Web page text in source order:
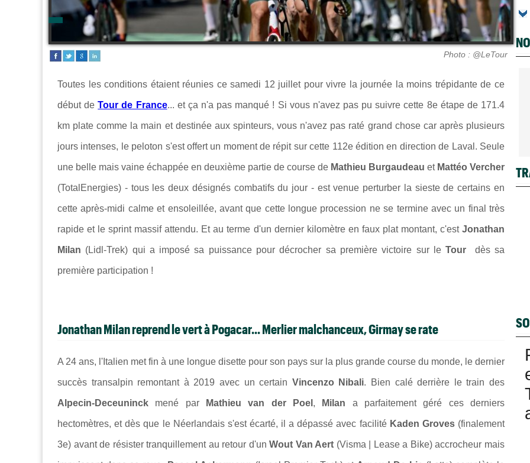
Photo : @LeTour
Toutes les conditions étaient réunies ce samedi 12 juillet pour vivre la journée la moins trépidante de ce
début deTour de France... et ça n'a pas manqué ! Si vous n'avez pas pu suivre cette 8e étape de 171.4
km plate comme la main et destinée aux spinteurs, vous n'avez pas raté grand chose car après plusieurs
jours intenses, le peloton s'est offert un moment de répit sur cette 112e édition en direction de Laval. Seule
une belle mais vaine échappée en deuxième partie de course de Mathieu Burgaudeau et Mattéo Vercher
(TotalEnergies) - tous les deux désignés combatifs du jour - est venue perturber la sieste de certains en
cette après-midi calme et ensoleillée, avant que cette longue procession ne se termine avec un final très
rapide et le sprint massif attendu. Et au terme d'un dernier kilomètre en faux plat montant, c'est Jonathan
Milan (Lidl-Trek) qui a imposé sa puissance pour décrocher sa première victoire sur leTour dès sa
première participation !
Jonathan Milan reprend le vert à Pogacar... Merlier malchanceux, Girmay se rate
A 24 ans, l'Italien met fin à une longue disette pour son pays sur la plus grande course du monde, le dernier
succès transalpin remontant à 2019 avec un certain Vincenzo Nibali. Bien calé derrière le train des
Alpecin-Deceuninck mené par Mathieu van der Poel , Milan a parfaitement géré ces derniers
hectomètres, et dès que le Néerlandais s'est écarté, il a dépassé avec facilité Kaden Groves(finalement
3e) avant de résister tranquillement au retour d'unWout Van Aert (Visma | Lease a Bike) accrocheur mais